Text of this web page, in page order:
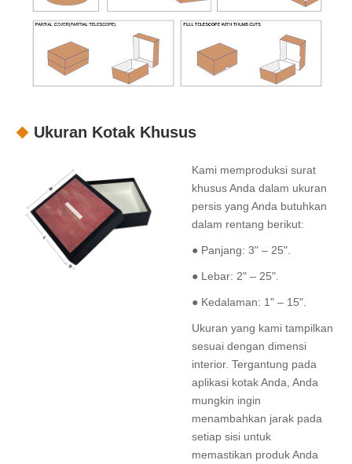
Ukuran Kotak Khusus
Kami memproduksi surat
khusus Anda dalam ukuran
persis yang Anda butuhkan
dalam rentang berikut:
● Panjang: 3" – 25".
● Lebar: 2" – 25".
● Kedalaman: 1" – 15".
Ukuran yang kami tampilkan
sesuai dengan dimensi
interior. Tergantung pada
aplikasi kotak Anda, Anda
mungkin ingin
menambahkan jarak pada
setiap sisi untuk
memastikan produk Anda